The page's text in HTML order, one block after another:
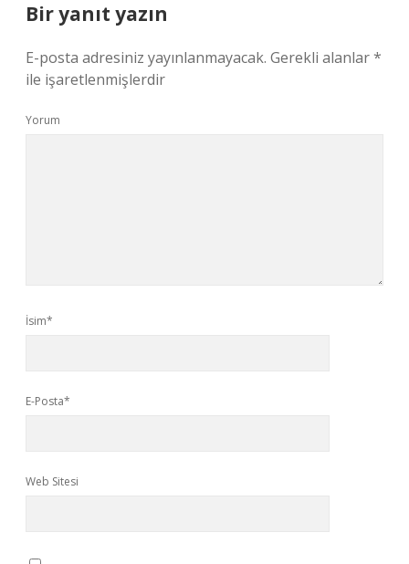
Bir yanıt yazın
E-posta adresiniz yayınlanmayacak. Gerekli alanlar*
ile işaretlenmişlerdir
Yorum
İsim*
E-Posta*
Web Sitesi